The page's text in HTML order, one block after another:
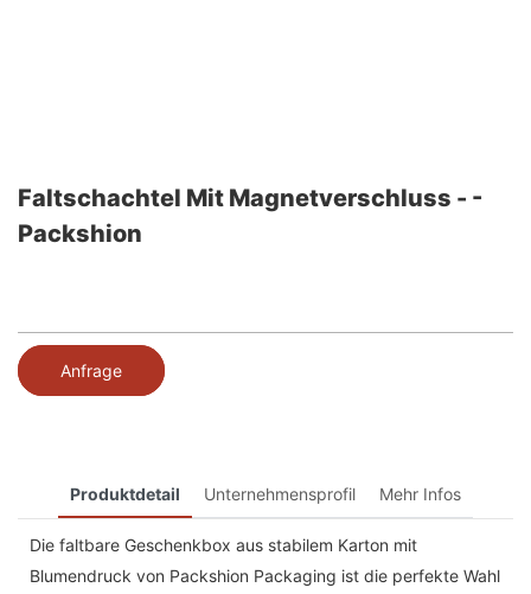
Faltschachtel Mit Magnetverschluss - -
Packshion
Anfrage
Produktdetail Unternehmensprofil Mehr Infos
Die faltbare Geschenkbox aus stabilem Karton mit
Blumendruck von Packshion Packaging ist die perfekte Wahl